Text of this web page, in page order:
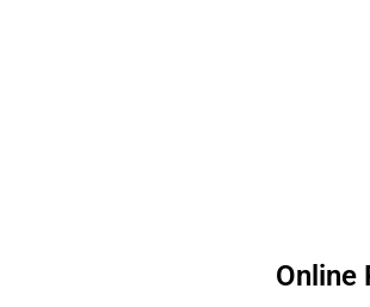
Online